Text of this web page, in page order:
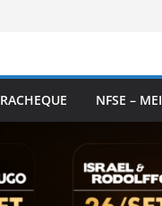
NFSE – MEI